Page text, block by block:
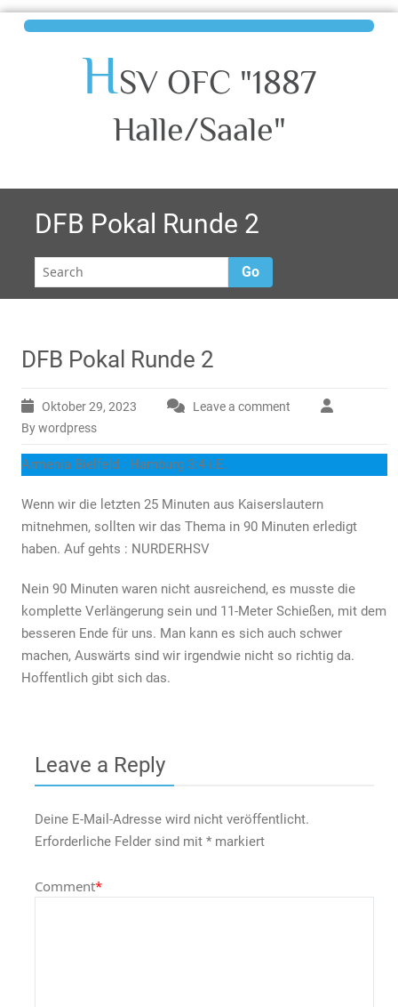
HSV OFC "1887
Halle/Saale"
DFB Pokal Runde 2
Go
DFB Pokal Runde 2
Oktober 29, 2023
Leave a comment
By wordpress
Armenia Bielfeld : Hamburg 3:4 i.E.
Wenn wir die letzten 25 Minuten aus Kaiserslautern
mitnehmen, sollten wir das Thema in 90 Minuten erledigt
haben. Auf gehts : NURDERHSV
Nein 90 Minuten waren nicht ausreichend, es musste die
komplette Verlängerung sein und 11-Meter Schießen, mit dem
besseren Ende für uns. Man kann es sich auch schwer
machen, Auswärts sind wir irgendwie nicht so richtig da.
Hoffentlich gibt sich das.
Leave a Reply
Deine E-Mail-Adresse wird nicht veröffentlicht.
Erforderliche Felder sind mit * markiert
Comment*